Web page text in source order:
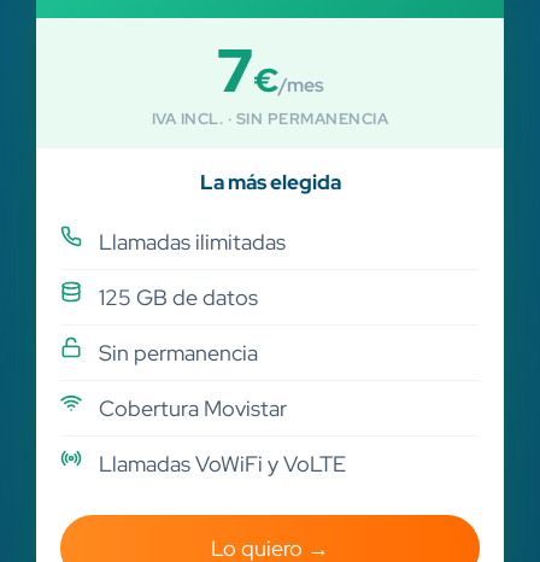
7€/mes
IVA INCL. · SIN PERMANENCIA
La más elegida
Llamadas ilimitadas
125 GB de datos
Sin permanencia
Cobertura Movistar
Llamadas VoWiFi y VoLTE
Lo quiero →